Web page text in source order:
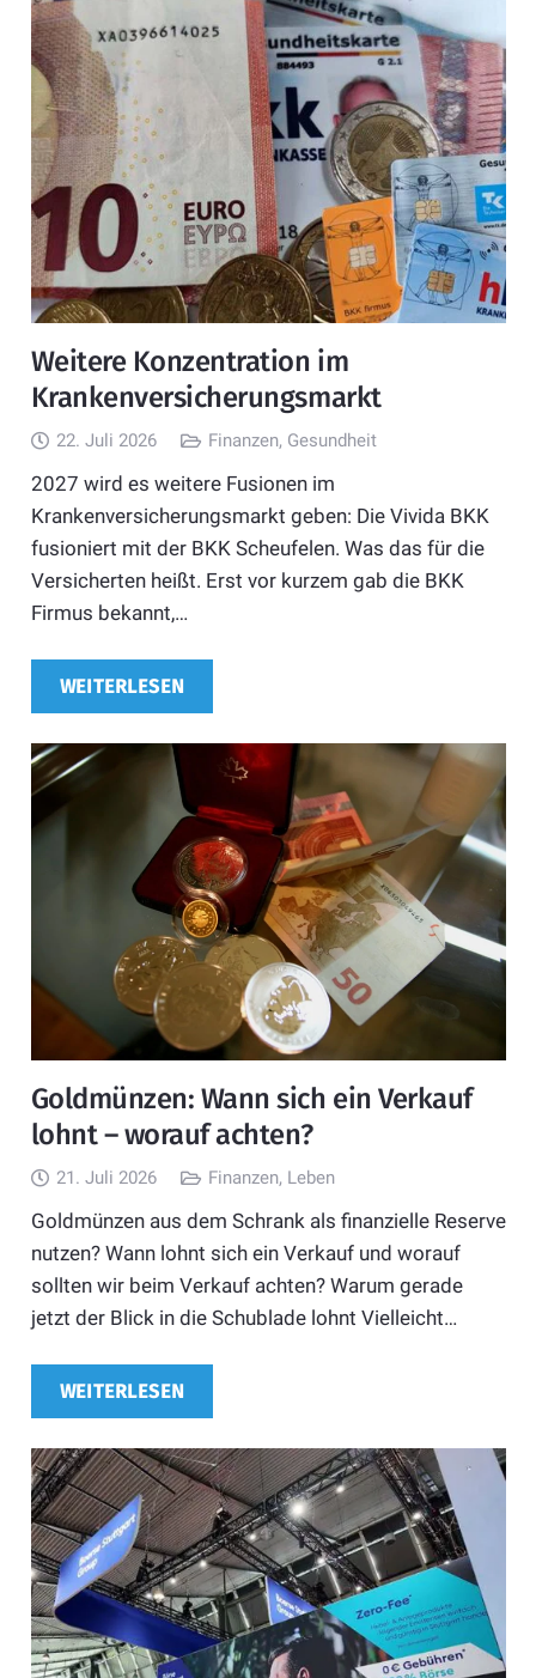
Weitere Konzentration im
Krankenversicherungsmarkt
22. Juli 2026 Finanzen, Gesundheit
2027 wird es weitere Fusionen im
Krankenversicherungsmarkt geben: Die Vivida BKK
fusioniert mit der BKK Scheufelen. Was das für die
Versicherten heißt. Erst vor kurzem gab die BKK
Firmus bekannt,…
WEITERLESEN
Goldmünzen: Wann sich ein Verkauf
lohnt – worauf achten?
21. Juli 2026 Finanzen, Leben
Goldmünzen aus dem Schrank als finanzielle Reserve
nutzen? Wann lohnt sich ein Verkauf und worauf
sollten wir beim Verkauf achten? Warum gerade
jetzt der Blick in die Schublade lohnt Vielleicht…
WEITERLESEN